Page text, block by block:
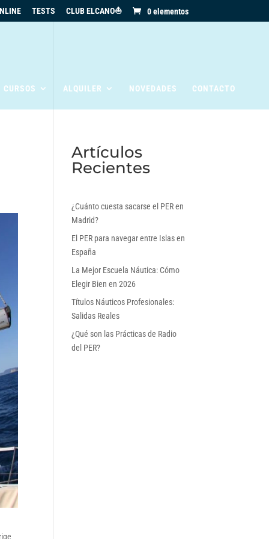
TESTS CLUB ELCANO⛵ 0 elementos
ALQUILER NOVEDADES CONTACTO
Artículos
Recientes
¿Cuánto cuesta sacarse el PER en
Madrid?
El PER para navegar entre Islas en
España
La Mejor Escuela Náutica: Cómo
Elegir Bien en 2026
Títulos Náuticos Profesionales:
Salidas Reales
¿Qué son las Prácticas de Radio
del PER?